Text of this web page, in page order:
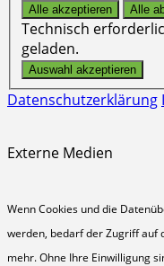
Technisch
geladen.
Datenschutzerklärung
Externe Medien
Wenn Cookies und die
werden, bedarf der Zugriff auf
mehr. Ohne Ihre Einwilligung